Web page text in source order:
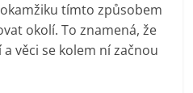
tímto způsobem
okolí. To znamená, že
věci se kolem ní začnou